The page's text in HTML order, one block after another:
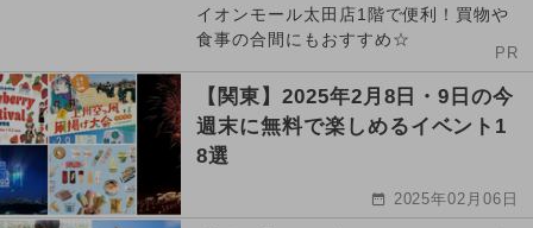
イオンモール太田店1階で便利！買物や
食事の合間にもおすすめ☆
PR
【関東】2025年2月8日・9日の今
週末に無料で楽しめるイベント1
8選
2025年02月06日